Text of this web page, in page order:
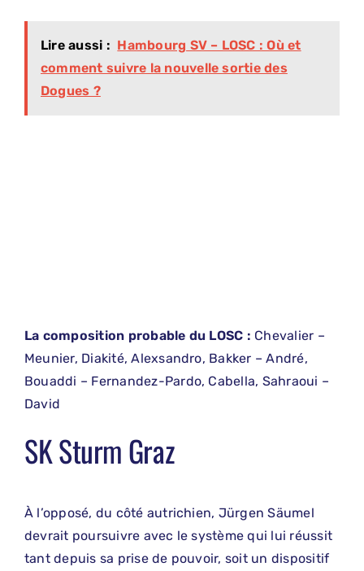
Lire aussi : Hambourg SV – LOSC : Où et
comment suivre la nouvelle sortie des
Dogues ?
La composition probable du LOSC : Chevalier –
Meunier, Diakité, Alexsandro, Bakker – André,
Bouaddi – Fernandez-Pardo, Cabella, Sahraoui –
David
SK Sturm Graz
À l’opposé, du côté autrichien, Jürgen Säumel
devrait poursuivre avec le système qui lui réussit
tant depuis sa prise de pouvoir, soit un dispositif